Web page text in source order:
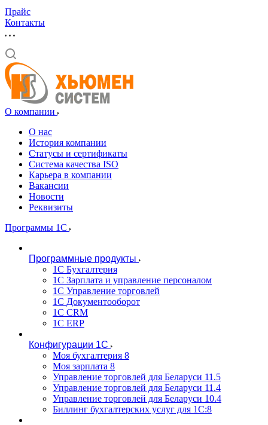
Прайс
Контакты
О компании
О нас
История компании
Статусы и сертификаты
Система качества ISO
Карьера в компании
Вакансии
Новости
Реквизиты
Программы 1С
Программные продукты
1С Бухгалтерия
1С Зарплата и управление персоналом
1С Управление торговлей
1С Документооборот
1С CRM
1С ERP
Конфигурации 1С
Моя бухгалтерия 8
Моя зарплата 8
Управление торговлей для Беларуси 11.5
Управление торговлей для Беларуси 11.4
Управление торговлей для Беларуси 10.4
Биллинг бухгалтерских услуг для 1С:8